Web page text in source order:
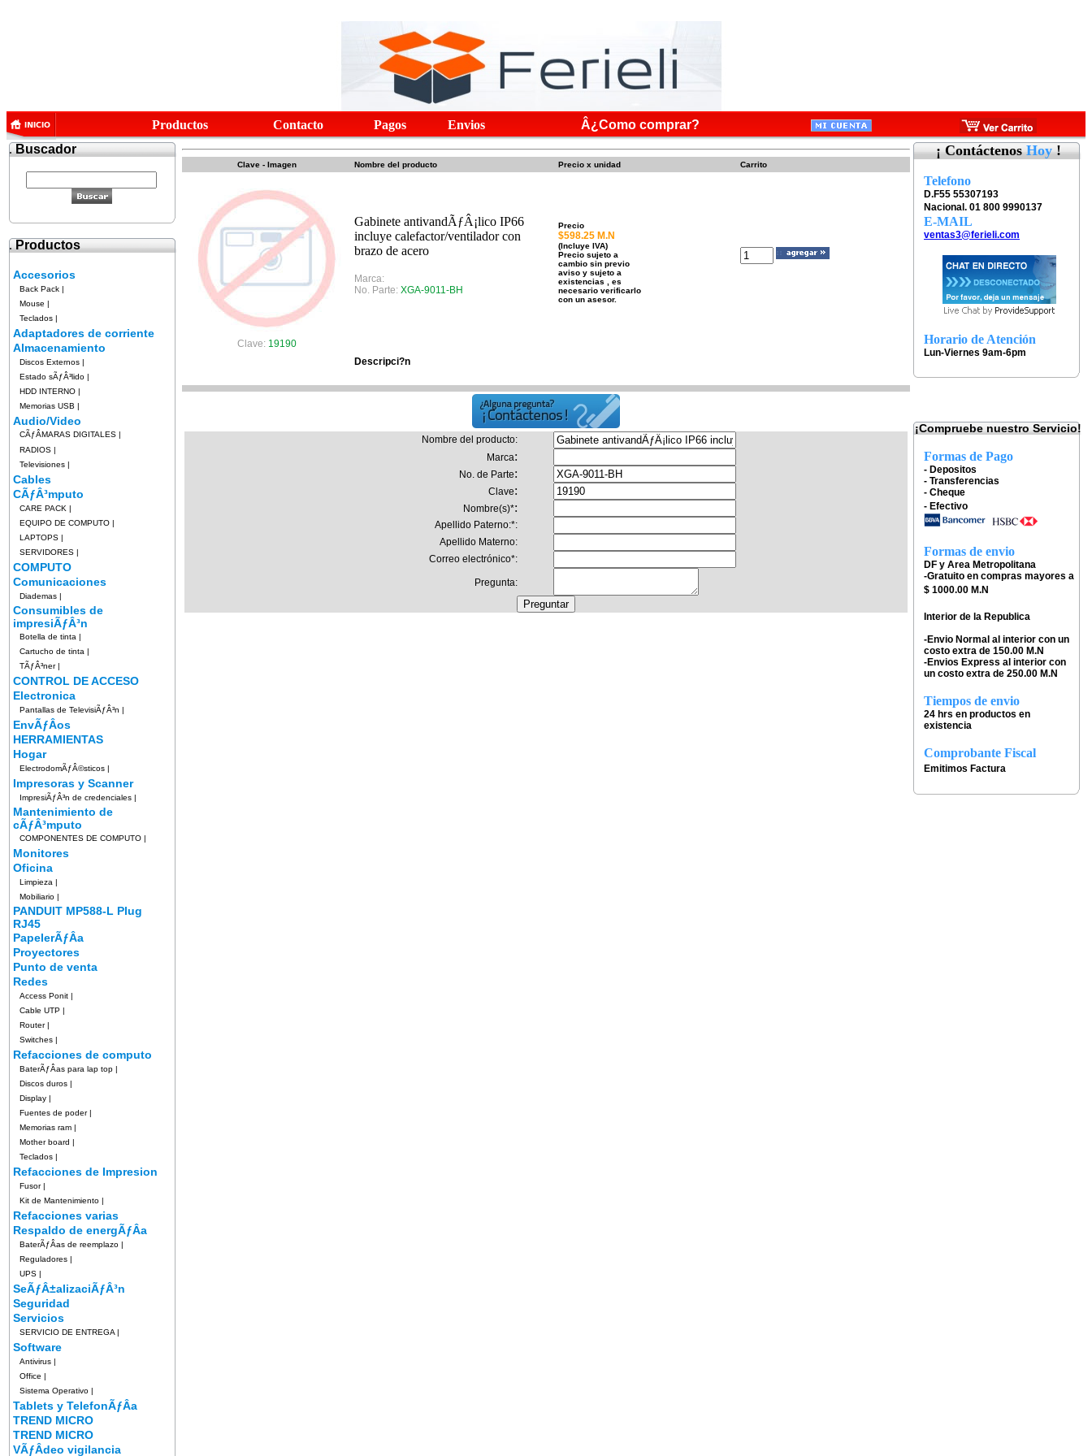
Productos Contacto Pagos Envios
Â¿Como comprar?
.Buscador
.Productos
Accesorios
Back Pack |
Mouse |
Teclados |
Adaptadores de corriente
Almacenamiento
Discos Externos |
Estado sÃƒÂ³lido |
HDD INTERNO |
Memorias USB |
Audio/Video
CÃƒÂMARAS DIGITALES |
RADIOS |
Televisiones |
Cables
CÃƒÂ³mputo
CARE PACK |
EQUIPO DE COMPUTO |
LAPTOPS |
SERVIDORES |
COMPUTO
Comunicaciones
Diademas |
Consumibles de
impresiÃƒÂ³n
Botella de tinta |
Cartucho de tinta |
TÃƒÂ³ner|
CONTROL DE ACCESO
Electronica
Pantallas de TelevisiÃƒÂ³n |
EnvÃƒÂ­os
HERRAMIENTAS
Hogar
ElectrodomÃƒÂ©sticos |
Impresoras y Scanner
ImpresiÃƒÂ³n de credenciales |
Mantenimiento de
cÃƒÂ³mputo
COMPONENTES DE COMPUTO |
Monitores
Oficina
Limpieza |
Mobiliario |
PANDUIT MP588-L Plug
RJ45
PapelerÃƒÂ­a
Proyectores
Punto de venta
Redes
Access Ponit |
Cable UTP |
Router|
Switches |
Refacciones de computo
BaterÃƒÂ­as para lap top |
Discos duros |
Display |
Fuentes de poder|
Memorias ram |
Mother board |
Teclados |
Refacciones de Impresion
Fusor|
Kit de Mantenimiento |
Refacciones varias
Respaldo de energÃƒÂ­a
BaterÃƒÂ­as de reemplazo |
Reguladores |
UPS |
SeÃƒÂ±alizaciÃƒÂ³n
Seguridad
Servicios
SERVICIO DE ENTREGA |
Software
Antivirus |
Office |
Sistema Operativo |
Tablets y TelefonÃƒÂ­a
TREND MICRO
TREND MICRO
VÃƒÂ­deo vigilancia
Clave - Imagen Nombre del producto Precio x unidad Carrito
Clave: 19190
Gabinete antivandÃƒÂ¡lico IP66
incluye calefactor/ventilador con
brazo de acero
Marca:
No. Parte: XGA-9011-BH
Precio
$598.25 M.N
(Incluye IVA)
Precio sujeto a
cambio sin previo
aviso y sujeto a
existencias , es
necesario verificarlo
con un asesor.
Descripci?n
Nombre del producto:
Marca:
No. de Parte:
Clave:
Nombre(s)*:
Apellido Paterno:*:
Apellido Materno:
Correo electrónico*:
Pregunta:
¡ ContáctenosHoy!
Telefono
D.F55 55307193
Nacional. 01 800 9990137
E-MAIL
ventas3@ferieli.com
Horario de Atención
Lun-Viernes 9am-6pm
¡Compruebe nuestro Servicio!
Formas de Pago
- Depositos
- Transferencias
- Cheque
- Efectivo
Formas de envio
DF y Area Metropolitana
-Gratuito en compras mayores a
$ 1000.00 M.N
Interior de la Republica
-Envio Normal al interior con un
costo extra de 150.00 M.N
-Envios Express al interior con
un costo extra de 250.00 M.N
Tiempos de envio
24 hrs en productos en
existencia
Comprobante Fiscal
Emitimos Factura